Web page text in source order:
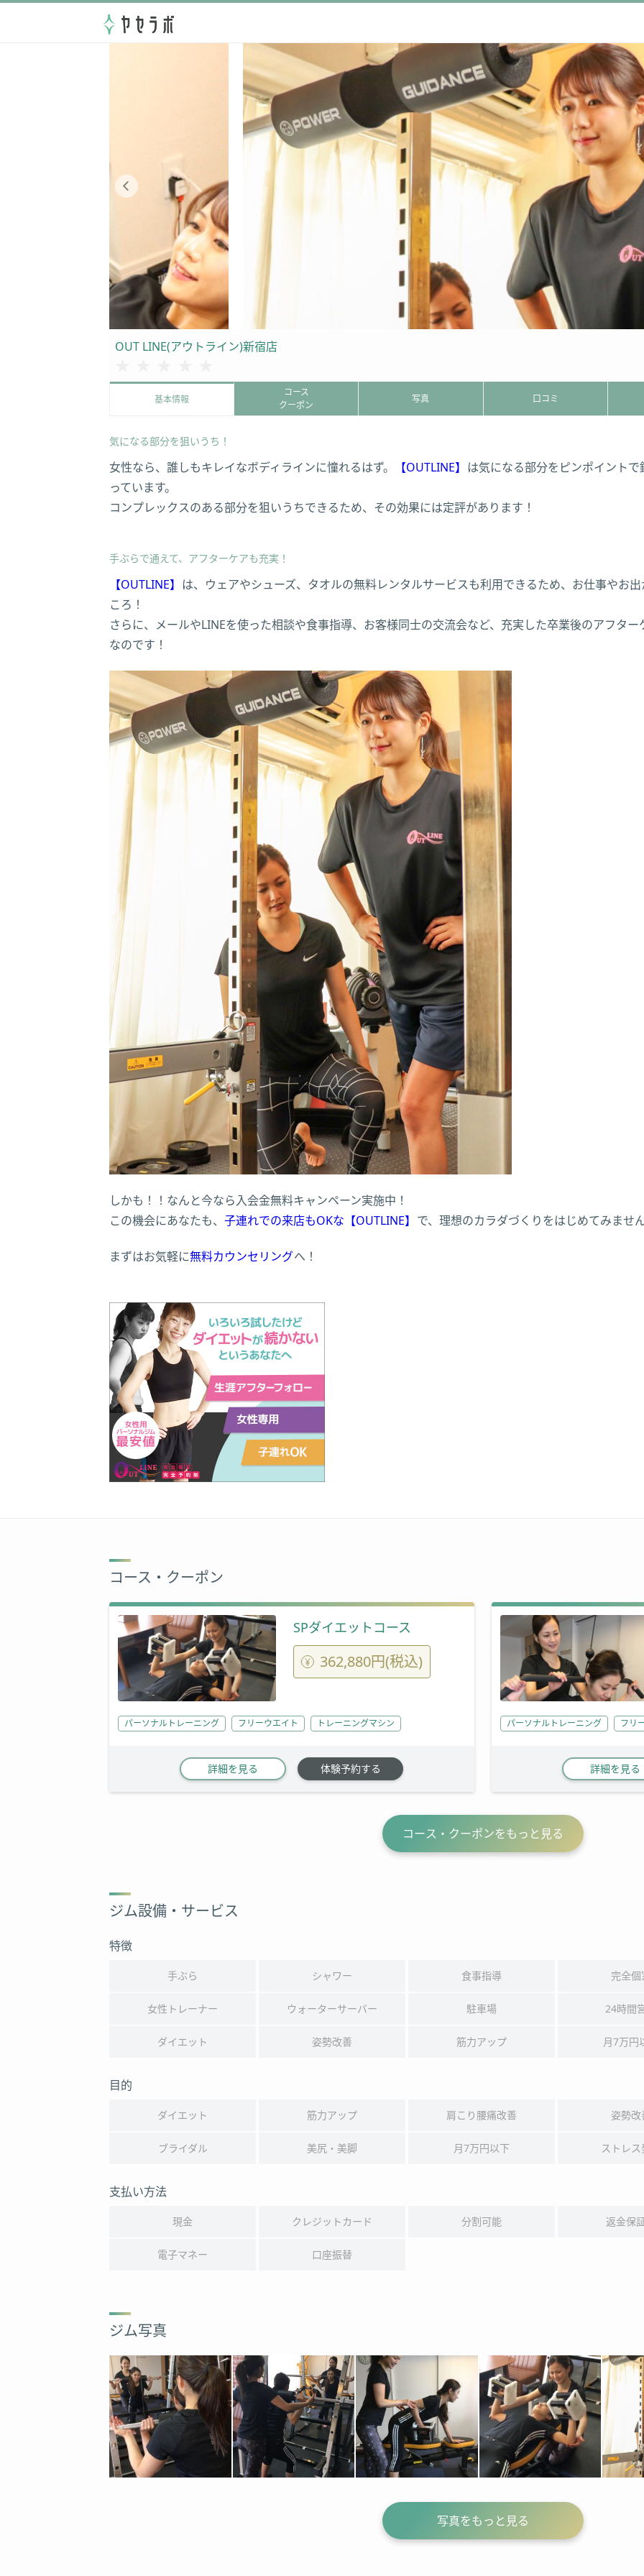
OUT LINE(アウトライン)新宿店
基本情報
コース
クーポン
写真 口コミ
気になる部分を狙いうち！
女性なら、誰しもキレイなボディラインに憧れるはず。 【OUTLINE】 は気になる部分をピンポイント
っています。
コンプレックスのある部分を狙いうちできるため、その効果には定評があります！
手ぶらで通えて、アフターケアも充実！
【OUTLINE】 は、ウェアやシューズ、タオルの無料レンタルサービスも利用できるため、お仕事やお
ころ！
さらに、メールやLINEを使った相談や食事指導、お客様同士の交流会など、充実した卒業後のアフタ
なのです！
しかも！！なんと今なら入会金無料キャンペーン実施中！
この機会にあなたも、 子連れでの来店もOKな【OUTLINE】 で、理想のカラダづくりをはじめてみませ
まずはお気軽に無料カウンセリングへ！
コース・クーポン
SPダイエットコース
362,880円(税込)
パーソナルトレーニング フリーウエイト トレーニングマシン
詳細を見る 体験予約する
パーソナルトレーニング フリ
詳細を見る
コース・クーポンをもっと見る
ジム設備・サービス
特徴
手ぶら シャワー 食事指導 完全個
女性トレーナー ウォーターサーバー 駐車場 24時間
ダイエット 姿勢改善 筋力アップ 月7万円
目的
ダイエット 筋力アップ 肩こり腰痛改善 姿勢改
ブライダル 美尻・美脚 月7万円以下 ストレ
支払い方法
現金 クレジットカード 分割可能 返金保
電子マネー 口座振替
ジム写真
写真をもっと見る